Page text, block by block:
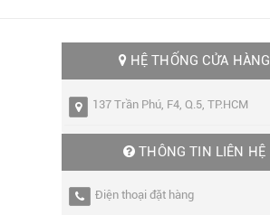
HỆ THỐNG CỬA HÀNG
137 Trần Phú, F4, Q.5, TP.HCM
THÔNG TIN LIÊN HỆ
Điện thoại đặt hàng